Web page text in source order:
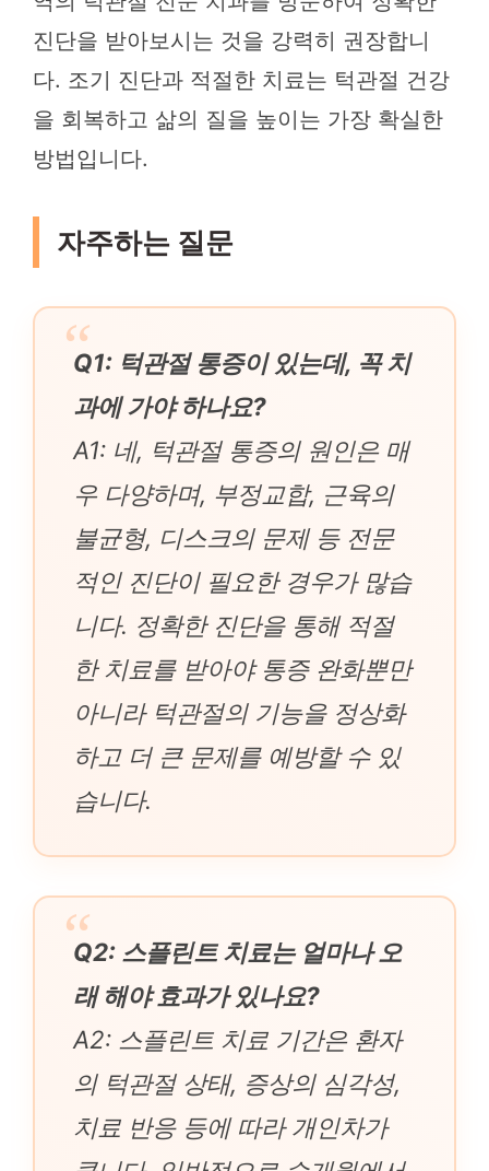
진단을 받아보시는 것을 강력히 권장합니
다. 조기 진단과 적절한 치료는 턱관절 건강
을 회복하고 삶의 질을 높이는 가장 확실한
방법입니다.
자주하는 질문
Q1: 턱관절 통증이 있는데, 꼭 치
과에 가야 하나요?
A1: 네, 턱관절 통증의 원인은 매
우 다양하며, 부정교합, 근육의
불균형, 디스크의 문제 등 전문
적인 진단이 필요한 경우가 많습
니다. 정확한 진단을 통해 적절
한 치료를 받아야 통증 완화뿐만
아니라 턱관절의 기능을 정상화
하고 더 큰 문제를 예방할 수 있
습니다.
Q2: 스플린트 치료는 얼마나 오
래 해야 효과가 있나요?
A2: 스플린트 치료 기간은 환자
의 턱관절 상태, 증상의 심각성,
치료 반응 등에 따라 개인차가